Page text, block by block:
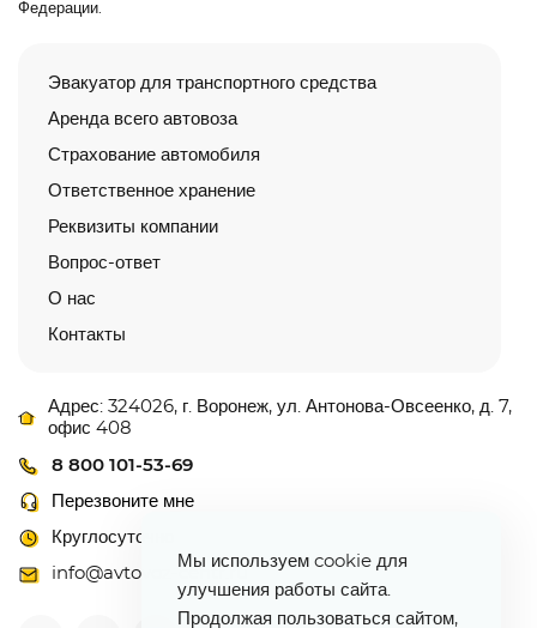
Федерации.
Эвакуатор для транспортного средства
Аренда всего автовоза
Страхование автомобиля
Ответственное хранение
Реквизиты компании
Вопрос-ответ
О нас
Контакты
Адрес: 324026, г. Воронеж, ул. Антонова-Овсеенко, д. 7,
офис 408
8 800 101-53-69
Перезвоните мне
Круглосуточно
info@avtovoz-centr.ru
Мы используем cookie для
улучшения работы сайта.
Продолжая пользоваться сайтом,